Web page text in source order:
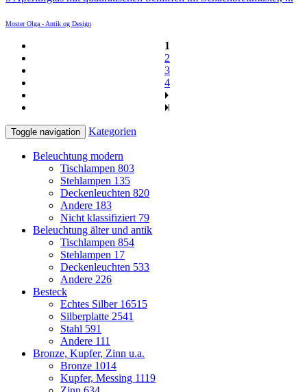
Moster Olga - Antik og Design
1
2
3
4
Toggle navigation Kategorien
Beleuchtung modern
Tischlampen 803
Stehlampen 135
Deckenleuchten 820
Andere 183
Nicht klassifiziert 79
Beleuchtung älter und antik
Tischlampen 854
Stehlampen 17
Deckenleuchten 533
Andere 226
Besteck
Echtes Silber 16515
Silberplatte 2541
Stahl 591
Andere 111
Bronze, Kupfer, Zinn u.a.
Bronze 1014
Kupfer, Messing 1119